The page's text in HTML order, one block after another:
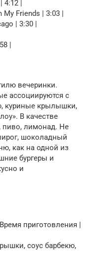
|
Friends | 3:03 |
| 3:30 |
|
вечеринки.
ассоциируются с
куриные крылышки,
В качестве
пиво, лимонад. Не
шоколадный
как на одной из
бургеры и
и
приготовления |
соус барбекю,